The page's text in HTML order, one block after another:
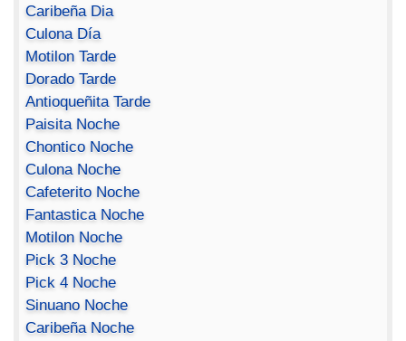
Caribeña Dia
Culona Día
Motilon Tarde
Dorado Tarde
Antioqueñita Tarde
Paisita Noche
Chontico Noche
Culona Noche
Cafeterito Noche
Fantastica Noche
Motilon Noche
Pick 3 Noche
Pick 4 Noche
Sinuano Noche
Caribeña Noche